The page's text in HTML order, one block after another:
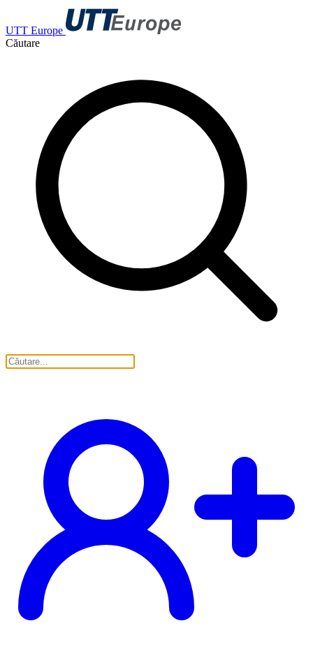
UTT Europe
Căutare